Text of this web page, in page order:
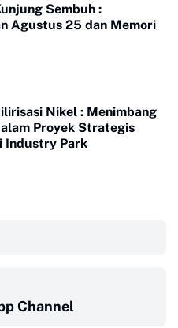
Sembuh :
Agustus 25 dan Memori
Nikel : Menimbang
Proyek Strategis
Industry Park
Channel